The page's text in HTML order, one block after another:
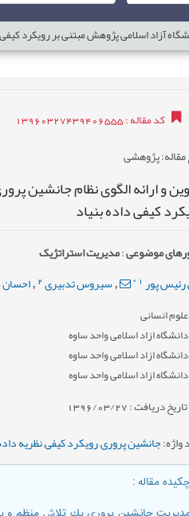
آزاد اسلامی پژوهش مبتنی بر رویکرد کیفی
کد مقاله: 13960327439406555
: پژوهشی
و ارائه الگوی نظام جانشین
کیفی داده بنیاد
موضوعی:مدیریت استراتژیک
رئیس پور 1
*
,سیروس تدبیری2
,
انسانی
ازاد اسلامی واحد ساوه
ازاد اسلامی واحد ساوه
ازاد اسلامی واحد ساوه
تاریخ دریافت : 1396/03/27
واژه:جانشین پروری,رویکرد کیفی,نظریه
مقاله: